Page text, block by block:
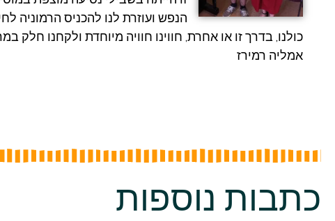
הנפש ועוזרת לנו להכניס הרמוניה
כולנו, בדרך זו או אחרת, חווינו חוויה מיוחדת ולקחנו חלק
אמליה רמירז
כתבות נוספות